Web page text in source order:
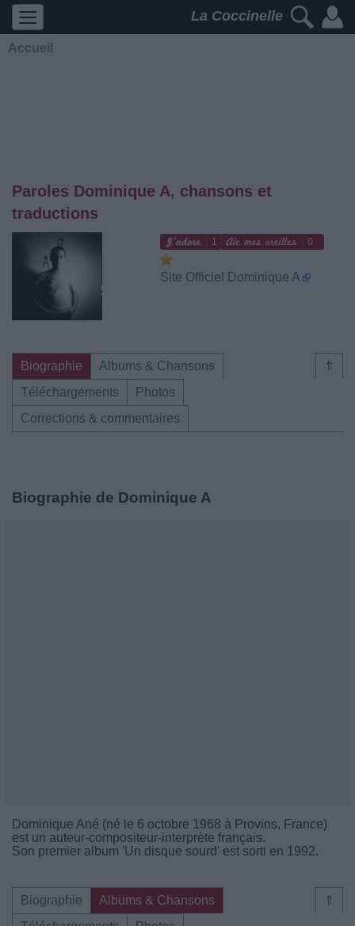
La Coccinelle
Accueil
Paroles Dominique A, chansons et
traductions
1 0
Site Officiel Dominique A
⇑
Biographie
Albums & Chansons
Téléchargements
Photos
Corrections & commentaires
Biographie de Dominique A
Dominique Ané (né le 6 octobre 1968 à Provins, France)
est un auteur-compositeur-interprète français.
Son premier album 'Un disque sourd' est sorti en 1992.
⇑
Biographie
Albums & Chansons